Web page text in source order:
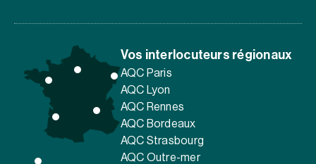
Vos interlocuteurs régionaux
AQC Paris
AQC Lyon
AQC Rennes
AQC Bordeaux
AQC Strasbourg
AQC Outre-mer